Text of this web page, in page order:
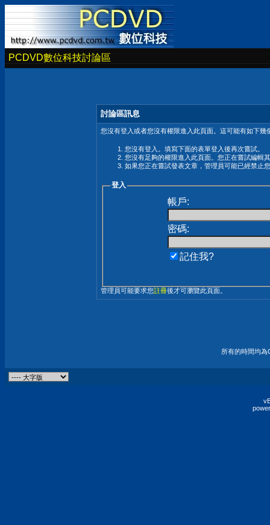
PCDVD數位科技討論區
討論區訊息
您沒有登入或者您沒有權限進入此頁面。這可能有如下幾
您沒有登入。填寫下面的表單登入後再次嘗試。
您沒有足夠的權限進入此頁面。您正在嘗試編輯
如果您正在嘗試發表文章，管理員可能已經禁止
登入
帳戶:
密碼:
記住我?
管理員可能要求您註冊後才可瀏覽此頁面。
所有的時間均為